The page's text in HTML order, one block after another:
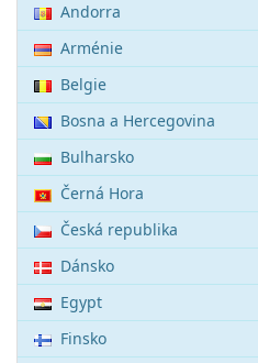
Andorra
Arménie
Belgie
Bosna a Hercegovina
Bulharsko
Černá Hora
Česká republika
Dánsko
Egypt
Finsko